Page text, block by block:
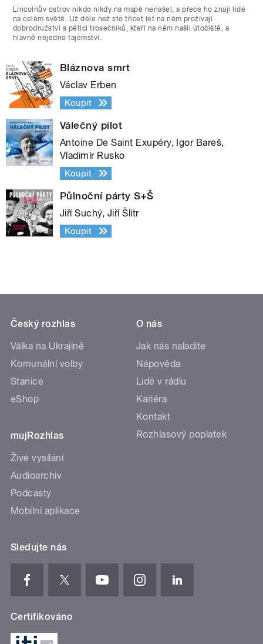
Lincolnův ostrov nikdo nikdy na mapě nenašel, a přece ho znají lidé
na celém světě. Už déle než sto třicet let na něm prožívají
dobrodružství s pěticí trosečníků, kteří na něm našli útočiště, a
hlavně nejedno tajemství.
Bláznova smrt
Václav Erben
Koupit
Válečný pilot
Antoine De Saint Exupéry, Igor Bareš,
Vladimír Rusko
Koupit
Půlnoční párty S+Š
Jiří Suchý, Jiří Šlitr
Koupit
Český rozhlas
Válka na Ukrajině
Komunální volby
Stanice
eShop
mujRozhlas
Živé vysílání
Audioarchiv
Podcasty
Mobilní aplikace
O nás
Jak nás naladíte
Nápověda
Lidé v rádiu
Kariéra
Kontakt
Rozhlasový poplatek
Sledujte nás
Certifikováno